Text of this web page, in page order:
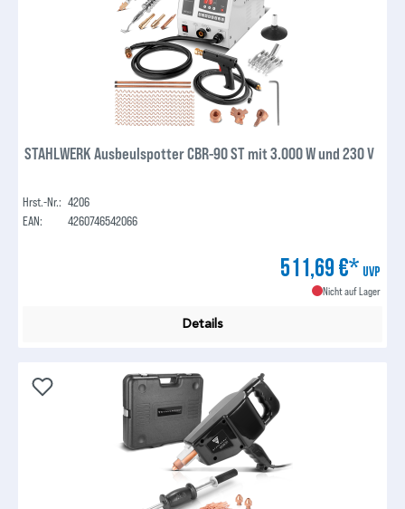
STAHLWERK Ausbeulspotter CBR-90 ST mit 3.000 W und 230 V
Hrst.-Nr.: 4206
EAN:
4260746542066
511,69 €* UVP
Nicht auf Lager
Details